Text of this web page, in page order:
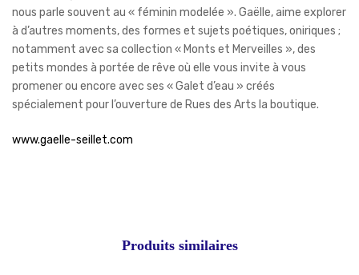
nous parle souvent au « féminin modelée ». Gaëlle, aime explorer
à d’autres moments, des formes et sujets poétiques, oniriques ;
notamment avec sa collection « Monts et Merveilles », des
petits mondes à portée de rêve où elle vous invite à vous
promener ou encore avec ses « Galet d’eau » créés
spécialement pour l’ouverture de Rues des Arts la boutique.
www.gaelle-seillet.com
Produits similaires